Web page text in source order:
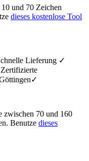
und 70 Zeichen
dieses kostenlose Tool
Lieferung ✓
zwischen 70 und 160
Benutze dieses